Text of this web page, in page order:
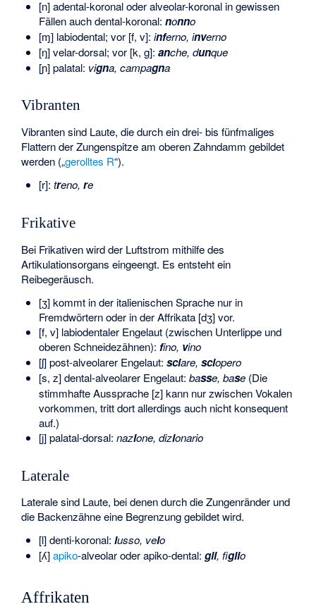
[n] adental-koronal oder alveolar-koronal in gewissen
Fällen auch dental-koronal: nonno
[ɱ] labiodental; vor [f, v]: inferno, inverno
[ŋ] velar-dorsal; vor [k, g]: anche, dunque
[ɲ] palatal: vigna, campagna
Vibranten
Vibranten sind Laute, die durch ein drei- bis fünfmaliges
Flattern der Zungenspitze am oberen Zahndamm gebildet
werden („gerolltes R“).
[r]: treno, re
Frikative
Bei Frikativen wird der Luftstrom mithilfe des
Artikulationsorgans eingeengt. Es entsteht ein
Reibegeräusch.
[ʒ] kommt in der italienischen Sprache nur in
Fremdwörtern oder in der Affrikata [dʒ] vor.
[f, v] labiodentaler Engelaut (zwischen Unterlippe und
oberen Schneidezähnen): fino, vino
[ʃ] post-alveolarer Engelaut: sciare, sciopero
[s, z] dental-alveolarer Engelaut: basse, base(Die
stimmhafte Aussprache [z] kann nur zwischen Vokalen
vorkommen, tritt dort allerdings auch nicht konsequent
auf.)
[j] palatal-dorsal: nazione, dizionario
Laterale
Laterale sind Laute, bei denen durch die Zungenränder und
die Backenzähne eine Begrenzung gebildet wird.
[l] denti-koronal: lusso, velo
[ʎ]apiko-alveolar oder apiko-dental: gli, figlio
Affrikaten